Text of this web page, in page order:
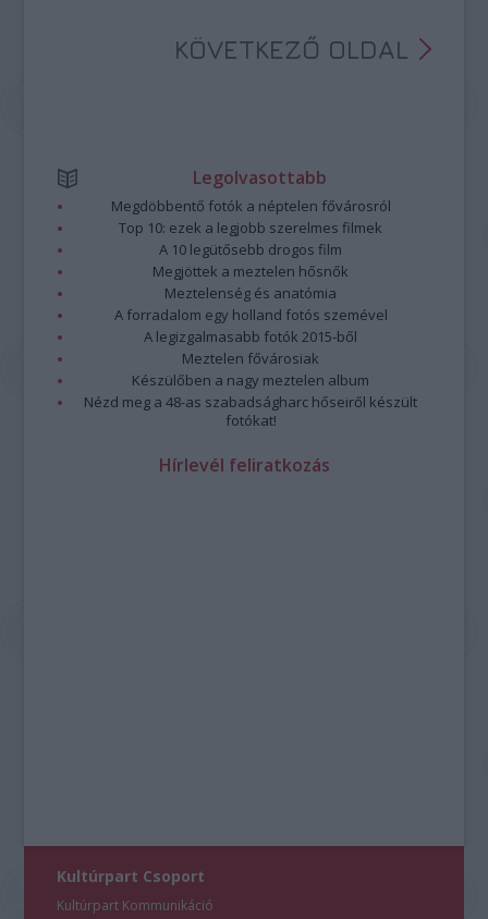
tapasztalt mentorok segítik. Ezen kívül a
Hangfoglaló Program fellépési lehetőséget biztosít számukra
KÖVETKEZŐ OLDAL
Legolvasottabb
Megdöbbentő fotók a néptelen fővárosról
Top 10: ezek a legjobb szerelmes filmek
A 10 legütősebb drogos film
Megjöttek a meztelen hősnők
Meztelenség és anatómia
A forradalom egy holland fotós szemével
A legizgalmasabb fotók 2015-ből
Meztelen fővárosiak
Készülőben a nagy meztelen album
Nézd meg a 48-as szabadságharc hőseiről készült
fotókat!
Hírlevél feliratkozás
Kultúrpart Csoport
Kultúrpart Kommunikáció